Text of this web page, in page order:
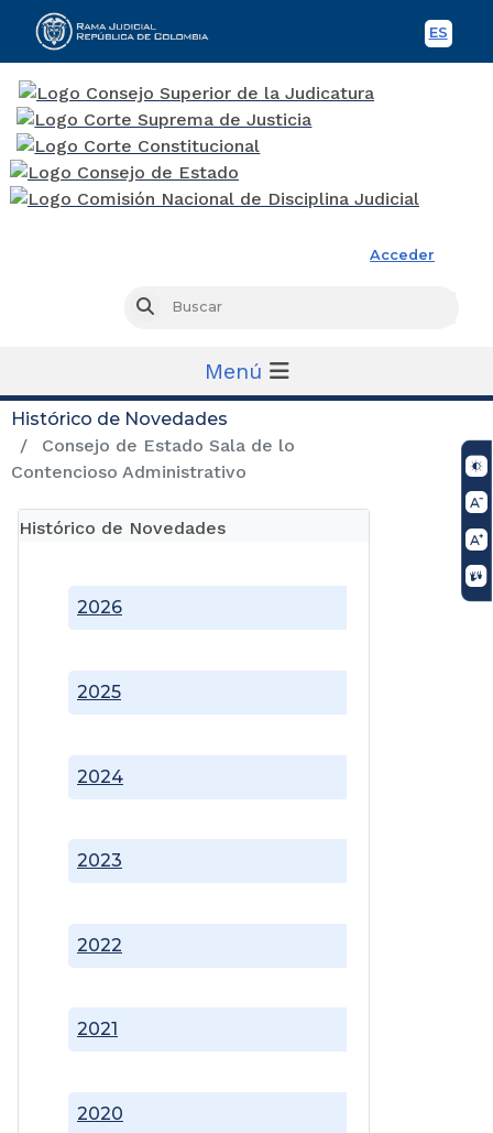
ES
Acceder
Buscar
Menú
Histórico de Novedades
Consejo de Estado Sala de lo
Contencioso Administrativo
Histórico de Novedades
2020
2021
2022
2023
2024
2025
2026